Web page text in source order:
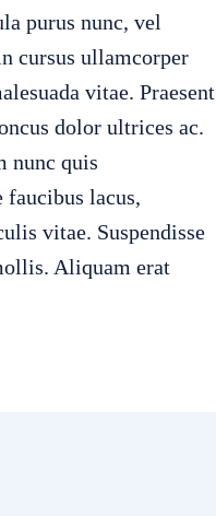
purus nunc, vel
cursus ullamcorper
vitae. Praesent
dolor ultrices ac.
nunc quis
faucibus lacus,
vitae. Suspendisse
Aliquam erat